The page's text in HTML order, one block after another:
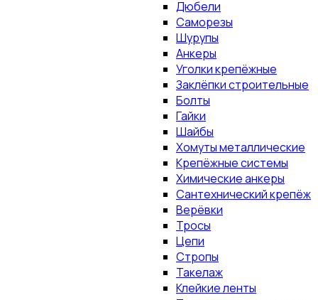
Дюбели
Саморезы
Шурупы
Анкеры
Уголки крепёжные
Заклёпки строительные
Болты
Гайки
Шайбы
Хомуты металлические
Крепёжные системы
Химические анкеры
Сантехнический крепёж
Верёвки
Тросы
Цепи
Стропы
Такелаж
Клейкие ленты